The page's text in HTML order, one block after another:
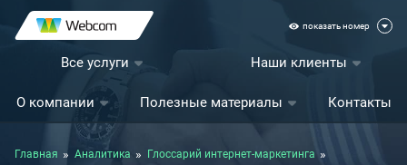
показать номер
Все услуги Наши клиенты
О компании Полезные материалы Контакты
Главная Аналитика
Глоссарий интернет-маркетинга